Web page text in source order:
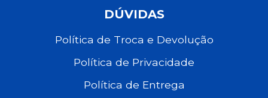
DÚVIDAS
Política de Troca e Devolução
Política de Privacidade
Política de Entrega